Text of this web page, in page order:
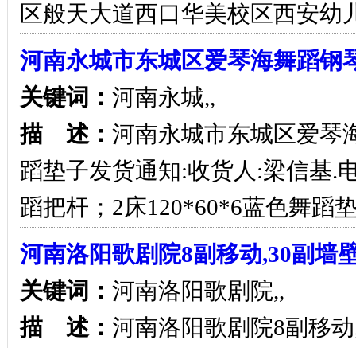
区般天大道西口华美校区西安幼
河南永城市东城区爱琴海舞蹈钢
关键词： 河南永城,,
描 述： 河南永城市东城区爱琴
蹈垫子发货通知:收货人:梁信基.
蹈把杆；2床120*60*6蓝色舞蹈
河南洛阳歌剧院8副移动,30副墙
关键词： 河南洛阳歌剧院,,
描 述： 河南洛阳歌剧院8副移